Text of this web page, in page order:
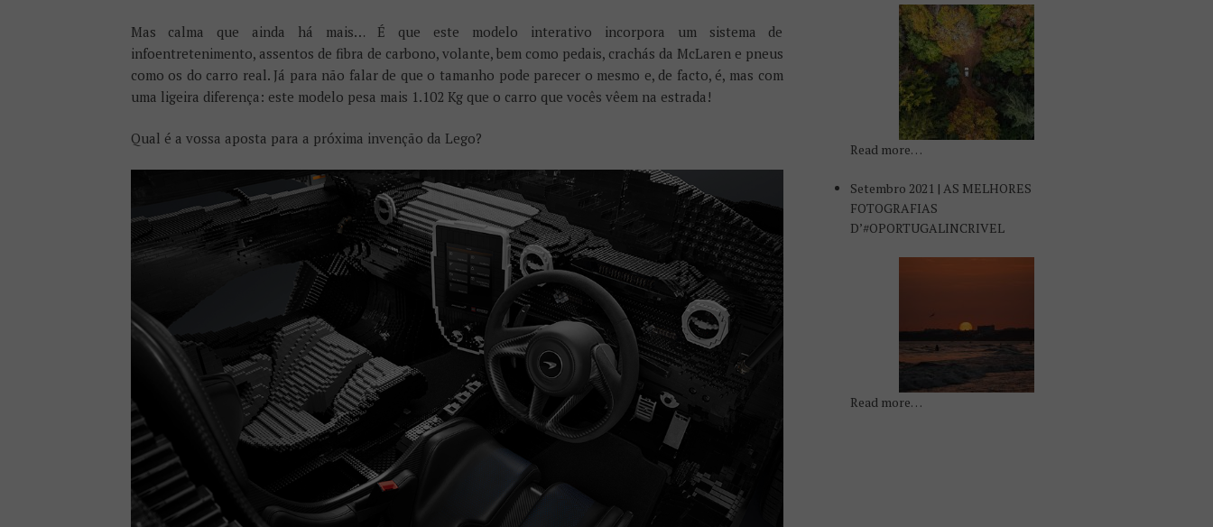
Mas calma que ainda há mais… É que este modelo interativo incorpora um sistema de
infoentretenimento, assentos de fibra de carbono, volante, bem como pedais, crachás da McLaren e pneus
como os do carro real. Já para não falar de que o tamanho pode parecer o mesmo e, de facto, é, mas com
uma ligeira diferença: este modelo pesa mais 1.102 Kg que o carro que vocês vêem na estrada!
Qual é a vossa aposta para a próxima invenção da Lego?
Read more…
Setembro 2021 | AS MELHORES
FOTOGRAFIAS
D’#OPORTUGALINCRIVEL
Read more…